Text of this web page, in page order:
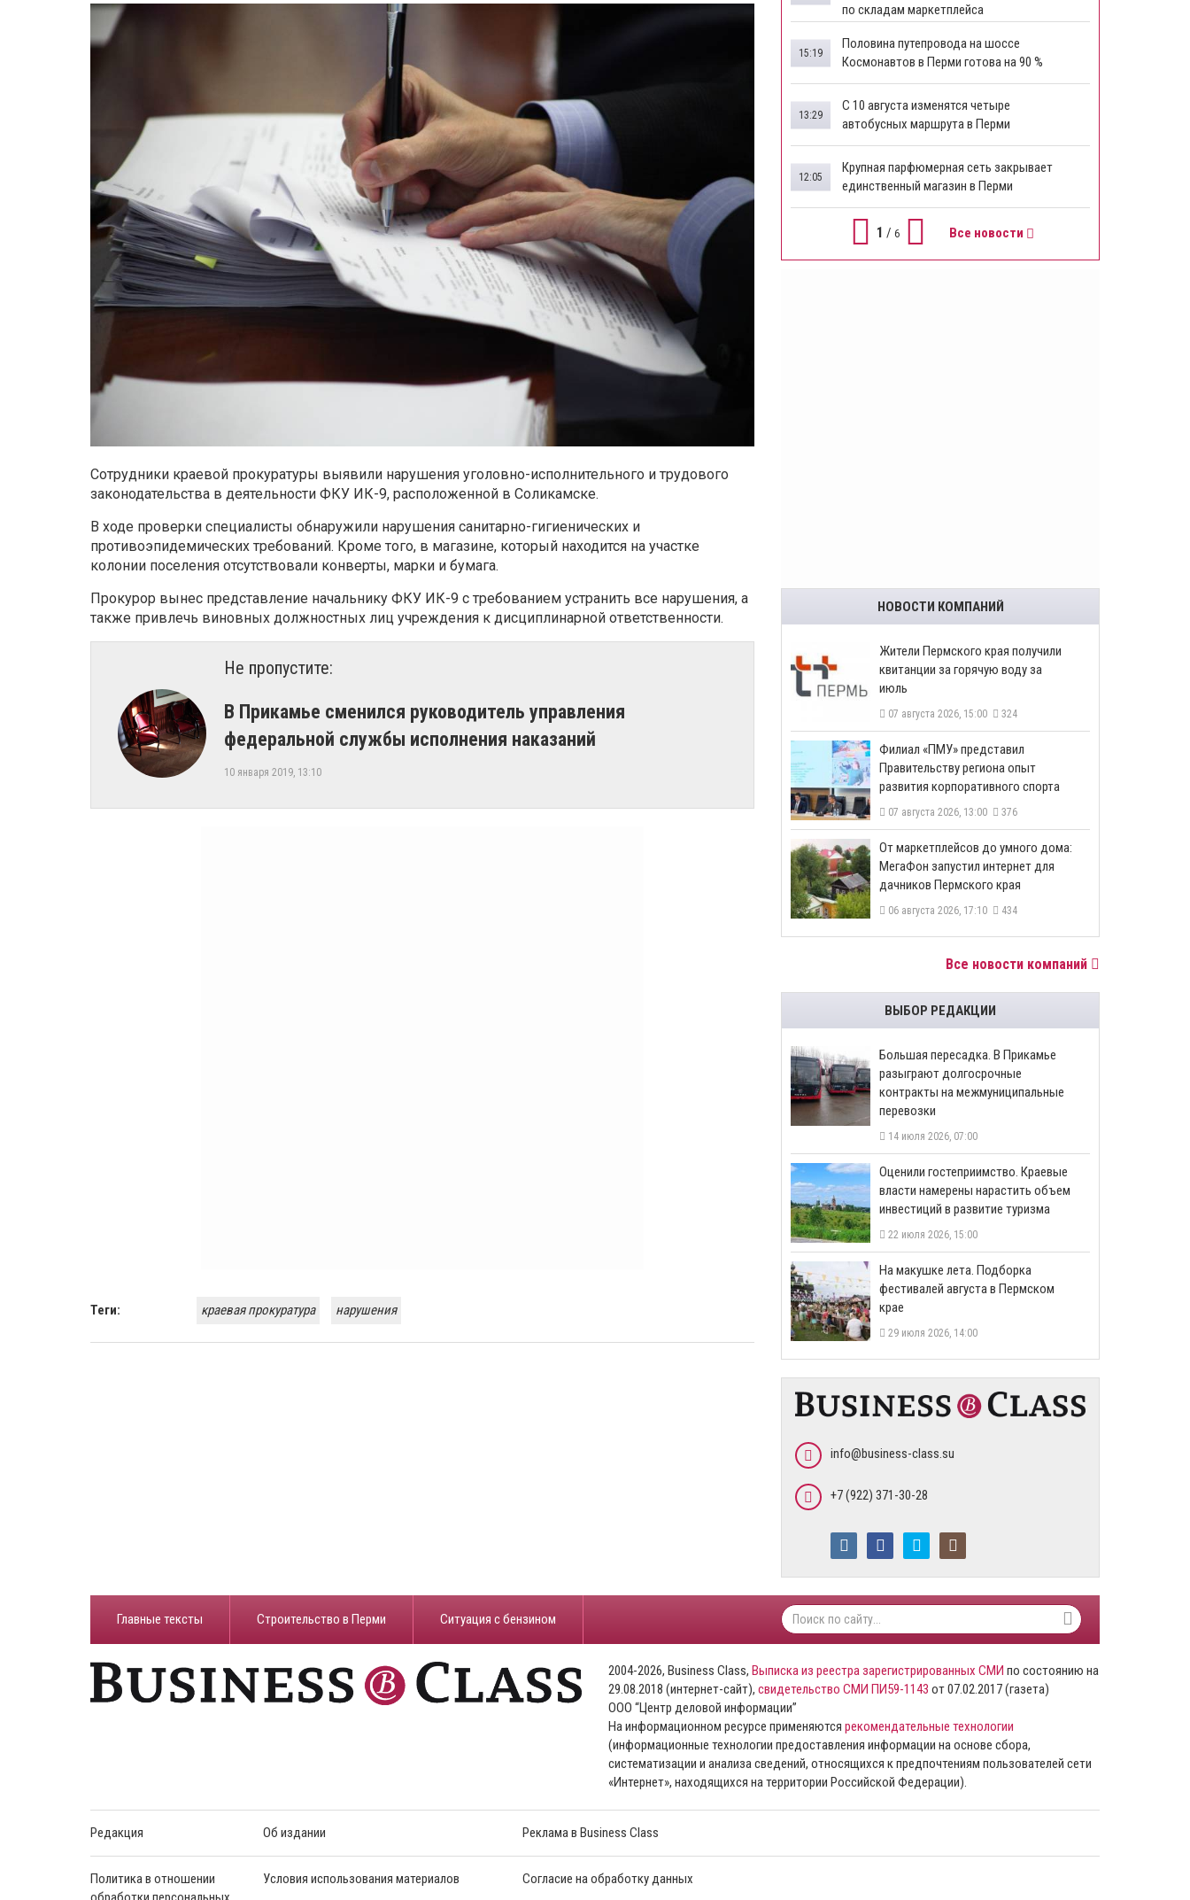
Сотрудники краевой прокуратуры выявили нарушения уголовно-исполнительного и трудового
законодательства в деятельности ФКУ ИК-9, расположенной в Соликамске.
В ходе проверки специалисты обнаружили нарушения санитарно-гигиенических и
противоэпидемических требований. Кроме того, в магазине, который находится на участке
колонии поселения отсутствовали конверты, марки и бумага.
Прокурор вынес представление начальнику ФКУ ИК-9 с требованием устранить все нарушения, а
также привлечь виновных должностных лиц учреждения к дисциплинарной ответственности.
Не пропустите:
В Прикамье сменился руководитель управления
федеральной службы исполнения наказаний
10 января 2019, 13:10
Теги: краевая прокуратура нарушения
по складам маркетплейса
​Половина путепровода на шоссе
Космонавтов в Перми готова на 90 %
15:19
​С 10 августа изменятся четыре
автобусных маршрута в Перми
13:29
​Крупная парфюмерная сеть закрывает
единственный магазин в Перми
12:05
1 / 6 Все новости
НОВОСТИ КОМПАНИЙ
​Жители Пермского края получили
квитанции за горячую воду за
июль
07 августа 2026, 15:00 324
​Филиал «ПМУ» представил
Правительству региона опыт
развития корпоративного спорта
07 августа 2026, 13:00 376
От маркетплейсов до умного дома:
МегаФон запустил интернет для
дачников Пермского края
06 августа 2026, 17:10 434
Все новости компаний
ВЫБОР РЕДАКЦИИ
Большая пересадка. В Прикамье
разыграют долгосрочные
контракты на межмуниципальные
перевозки
14 июля 2026, 07:00
Оценили гостеприимство. Краевые
власти намерены нарастить объем
инвестиций в развитие туризма
22 июля 2026, 15:00
На макушке лета. Подборка
фестивалей августа в Пермском
крае
29 июля 2026, 14:00
info@business-class.su
+7 (922) 371-30-28
Главные тексты Строительство в Перми ​Ситуация с бензином
2004-2026, Business Class, Выписка из реестра зарегистрированных СМИ по состоянию на
29.08.2018 (интернет-сайт), свидетельство СМИ ПИ59-1143 от 07.02.2017 (газета)
ООО “Центр деловой информации”
На информационном ресурсе применяются рекомендательные технологии
(информационные технологии предоставления информации на основе сбора,
систематизации и анализа сведений, относящихся к предпочтениям пользователей сети
«Интернет», находящихся на территории Российской Федерации).
Редакция Об издании Реклама в Business Class
Политика в отношении
Условия использования материалов Согласие на обработку данных